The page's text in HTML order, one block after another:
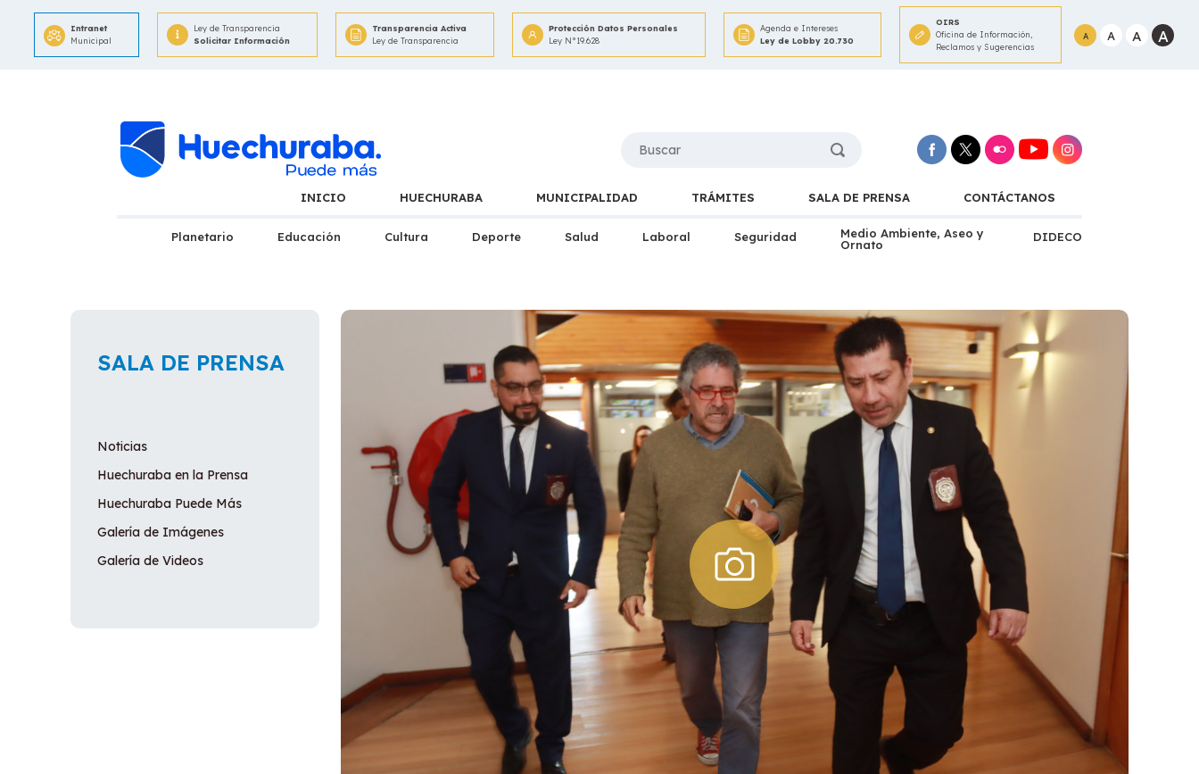
Intranet
Municipal
Ley de Transparencia
Solicitar Información
Transparencia Activa
Ley de Transparencia
Protección Datos Personales
Ley N°19.628
Agenda e Intereses
Ley de Lobby 20.730
OIRS
Oficina de Información,
Reclamos y Sugerencias
A A A A
INICIO HUECHURABA MUNICIPALIDAD TRÁMITES SALA DE PRENSA CONTÁCTANOS
Planetario Educación Cultura Deporte Salud Laboral Seguridad
Medio Ambiente, Aseo y
Ornato
DIDECO
SALA DE PRENSA
Noticias
Huechuraba en la Prensa
Huechuraba Puede Más
Galería de Imágenes
Galería de Videos